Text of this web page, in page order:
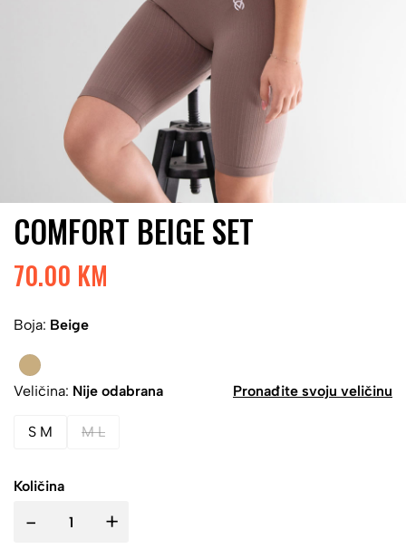
COMFORT BEIGE SET
70.00 KM
Boja: Beige
Veličina: Nije odabrana Pronađite svoju veličinu
S M M L
Količina
- +